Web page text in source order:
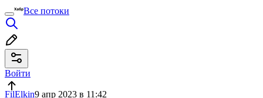
Все потоки
Войти
FilElkin9 апр 2023 в 11:42